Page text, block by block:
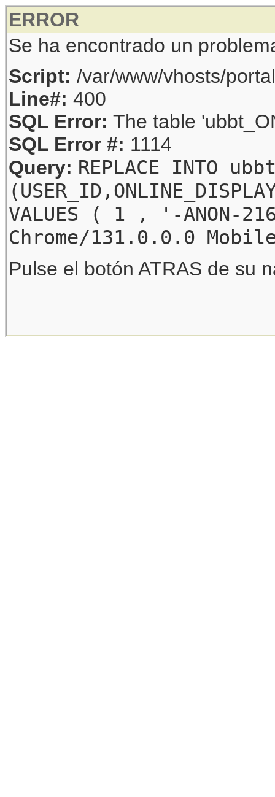
ERROR
Se ha encontrado un
Script: /var/www/vhosts/
Line#: 400
SQL Error: The table
SQL Error #: 1114
Query: REPLACE INTO
VALUES ( 1 , '-
Chrome/131.0.0.0
Pulse el botón ATRAS de su